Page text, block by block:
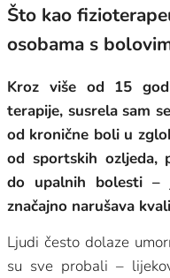
Što kao
osobama s
Kroz više od 15
terapije, susrela sam
od kronične boli u
od sportskih ozljeda,
do upalnih bolesti –
značajno narušava
Ljudi često dolaze
su sve probali –